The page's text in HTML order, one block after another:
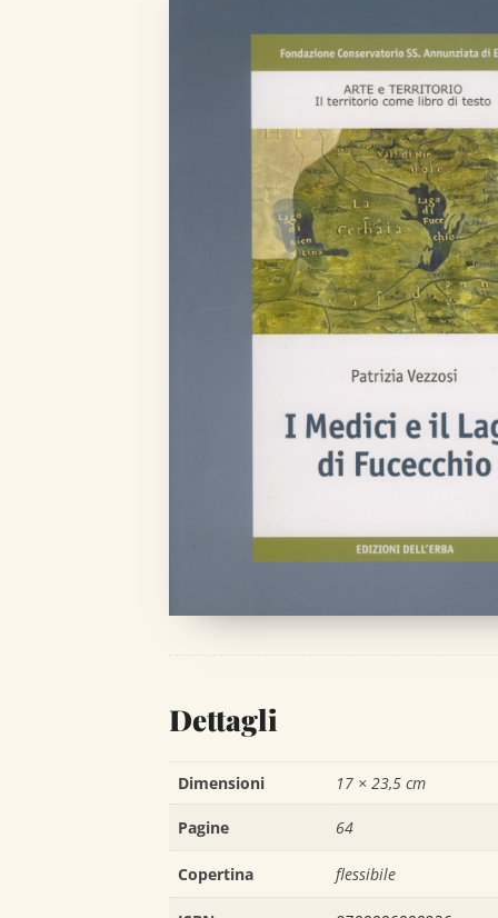
Dettagli
Dimensioni 17 × 23,5 cm
Pagine 64
Copertina flessibile